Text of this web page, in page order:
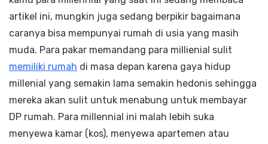
artikel ini, mungkin juga sedang berpikir bagaimana
caranya bisa mempunyai rumah di usia yang masih
muda. Para pakar memandang para millienial sulit
memiliki rumah di masa depan karena gaya hidup
millenial yang semakin lama semakin hedonis sehingga
mereka akan sulit untuk menabung untuk membayar
DP rumah. Para millennial ini malah lebih suka
menyewa kamar (kos), menyewa apartemen atau